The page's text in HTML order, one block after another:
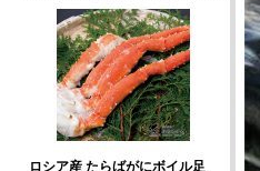
ロシア産 たらばがにボイル足